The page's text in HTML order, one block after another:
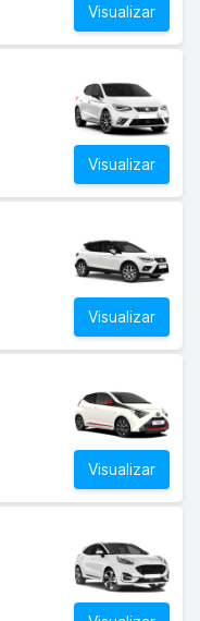
Visualizar
Visualizar
Visualizar
Visualizar